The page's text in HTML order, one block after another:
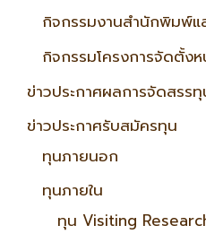
กิจกรรมงานสำนักพิมพ์แ
กิจกรรมโครงการจัดตั้ง
ข่าวประกาศผลการจัดสรร
ข่าวประกาศรับสมัครทุน
ทุนภายนอก
ทุนภายใน
ทุน Visiting